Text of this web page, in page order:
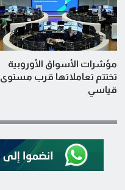
مؤشرات الأسواق الأوروبية
تختتم تعاملاتها قرب مستوى
قياسي